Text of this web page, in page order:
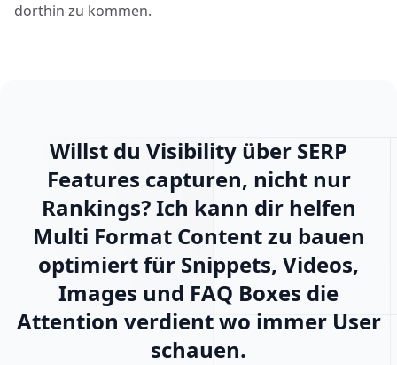
dorthin zu kommen.
Willst du Visibility über SERP
Features capturen, nicht nur
Rankings? Ich kann dir helfen
Multi Format Content zu bauen
optimiert für Snippets, Videos,
Images und FAQ Boxes die
Attention verdient wo immer User
schauen.